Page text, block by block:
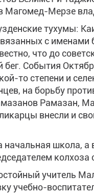
Магомед-Мерзе
тухумы:
с именами
что до
События
то степени и
на борьбу
Рамазан,
внесли и
школа, а
учитель
учебно-